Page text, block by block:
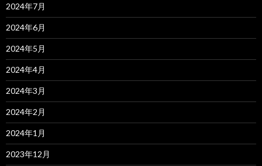
2024年7月
2024年6月
2024年5月
2024年4月
2024年3月
2024年2月
2024年1月
2023年12月